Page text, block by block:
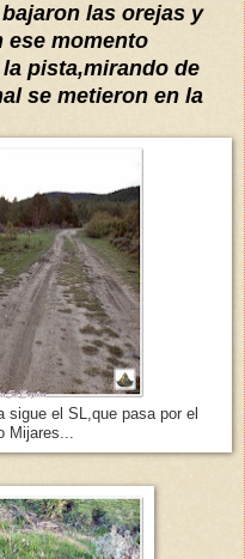
las orejas y
ese momento
pista,mirando de
se metieron en la
sigue el SL,que pasa por el
Mijares...